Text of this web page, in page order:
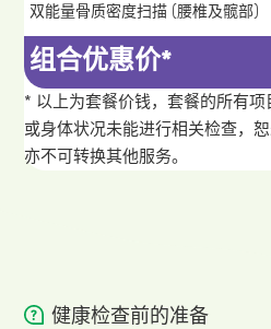
双能量骨质密度扫描 (腰椎及髋部)
组合优惠价*
* 以上为套餐价钱，套餐的所有
或身体状况未能进行相关检查，
亦不可转换其他服务。
健康检查前的准备